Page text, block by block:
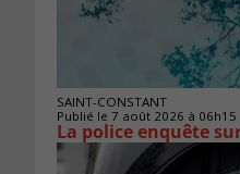
SAINT-CONSTANT
Publié le 7 août 2026 à 06h15
La police enquête